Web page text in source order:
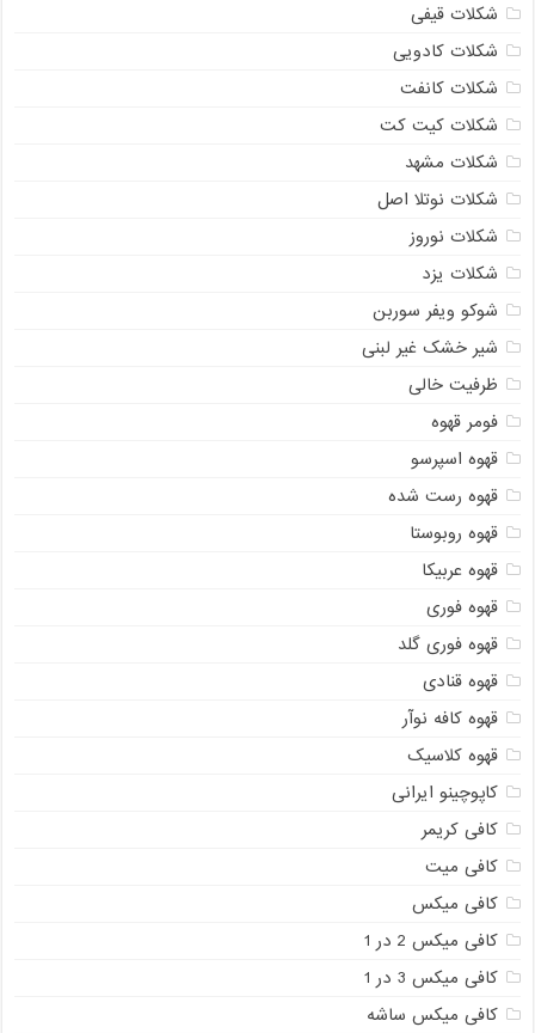
شکلات قیفی
شکلات کادویی
شکلات کانفت
شکلات کیت کت
شکلات مشهد
شکلات نوتلا اصل
شکلات نوروز
شکلات یزد
شوکو ویفر سوربن
شیر خشک غیر لبنی
ظرفیت خالی
فومر قهوه
قهوه اسپرسو
قهوه رست شده
قهوه روبوستا
قهوه عربیکا
قهوه فوری
قهوه فوری گلد
قهوه قنادی
قهوه کافه نوآر
قهوه کلاسیک
کاپوچینو ایرانی
کافی کریمر
کافی میت
کافی میکس
کافی میکس 2 در 1
کافی میکس 3 در 1
کافی میکس ساشه